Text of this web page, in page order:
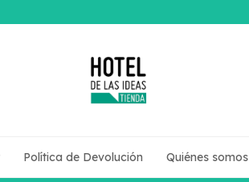
Política de Devolución Quiénes somos